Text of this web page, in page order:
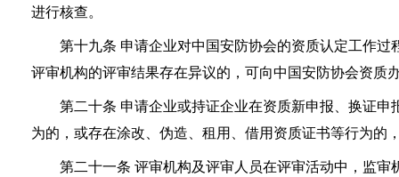
进行核查。
第十九条 申请企业对中国安防协会的资质认定工作过
评审机构的评审结果存在异议的，可向中国安防协会资质
第二十条 申请企业或持证企业在资质新申报、换证申
为的，或存在涂改、伪造、租用、借用资质证书等行为
第二十一条 评审机构及评审人员在评审活动中，监审